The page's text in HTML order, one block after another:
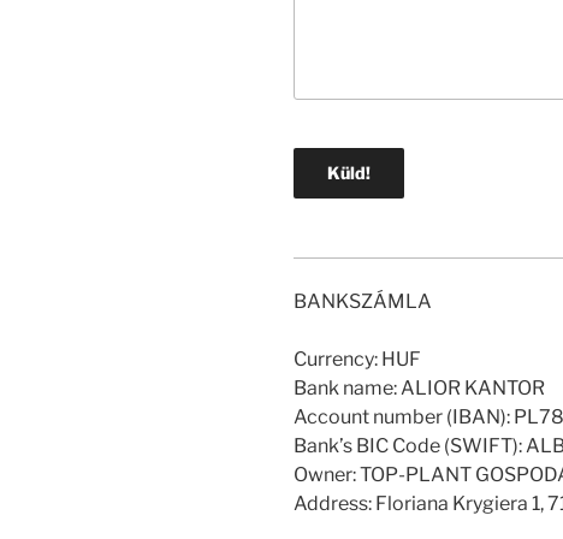
BANKSZÁMLA
Currency: HUF
Bank name: ALIOR KANTOR
Account number (IBAN):
Bank’s BIC Code (SWIFT):
Owner: TOP-PLANT
Address: Floriana Krygiera 1,